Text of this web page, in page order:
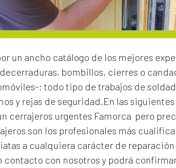
un ancho catálogo de los mejores
cerraduras, bombillos, cierres o
; todo tipo de trabajos de
y rejas de seguridad.En las
cerrajeros urgentes Famorca pero
son los profesionales más
a cualquiera carácter de
con nosotros y podrá